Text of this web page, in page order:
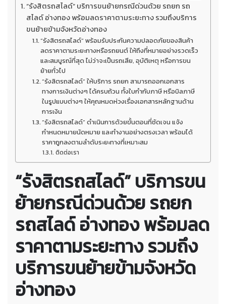
“รังสิตรถสไลด์” บริการขนย้ายกรณีด่วนด้วย รถยก รถ
สไลด์ อ่างทอง พร้อมลดราคาตามระยะทาง รวมถึงบริการ
ขนย้ายข้ามจังหวัดอ่างทอง
“รังสิตรถสไลด์” พร้อมรับประกันความปลอดภัยของสินค้า
ลดราคาตามระยะทางหรือรถยนต์ ให้ถึงที่หมายอย่างรวดเร็ว
และสมบูรณ์ที่สุด ไม่ว่าจะเป็นรถเสีย, อุบัติเหตุ หรือการขน
ย้ายทั่วไป
“รังสิตรถสไลด์” ให้บริการ รถยก สามารถออกเอกสาร
ทางการเงินต่างๆ ได้ครบถ้วน ทั้งใบกำกับภาษี หรือบิลภาษี
ในรูปแบบต่างๆ ให้คุณหมดห่วงเรื่องเอกสารหลักฐานด้าน
การเงิน
“รังสิตรถสไลด์” ดำเนินการด้วยขั้นตอนที่ชัดเจน แจ้ง
กำหนดหมายนัดหมาย และทำงานอย่างตรงเวลา พร้อมได้
ราคาถูกลงตามลำดับระยะทางที่เหมาะสม
ติดต่อเรา
“รังสิตรถสไลด์” บริการขน
ย้ายกรณีด่วนด้วย รถยก
รถสไลด์ อ่างทอง พร้อมลด
ราคาตามระยะทาง รวมถึง
บริการขนย้ายข้ามจังหวัด
อ่างทอง